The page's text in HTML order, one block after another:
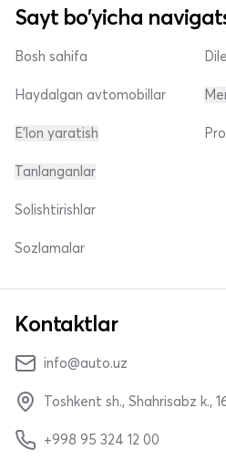
Sayt bo'yicha
Bosh sahifa
Haydalgan avtomobillar
E'lon yaratish
Tanlanganlar
Solishtirishlar
Sozlamalar
Kontaktlar
info@auto.uz
Toshkent sh., Shahrisabz k.,
+998 95 324 12 00